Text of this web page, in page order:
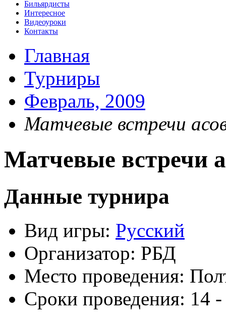
Бильярдисты
Интересное
Видеоуроки
Контакты
Главная
Турниры
Февраль, 2009
Матчевые встречи
Матчевые встречи
Данные турнира
Вид игры: Русский
Организатор: РБД
Место проведения:
Сроки проведения: 14